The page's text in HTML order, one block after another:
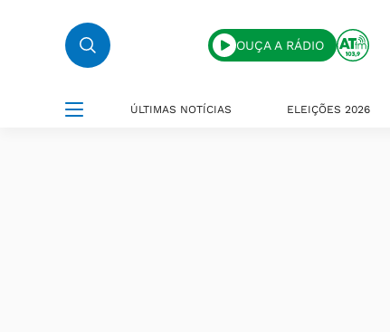
OUÇA A RÁDIO
ÚLTIMAS NOTÍCIAS ELEIÇÕES 2026